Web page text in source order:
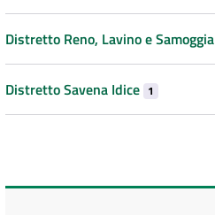
Distretto Reno, Lavino e Samoggia
Distretto Savena Idice 1